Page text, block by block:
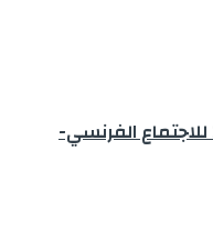
افتتاح بباريس أشغال الدورة الـــ 14 للاجتماع الفرنسي-